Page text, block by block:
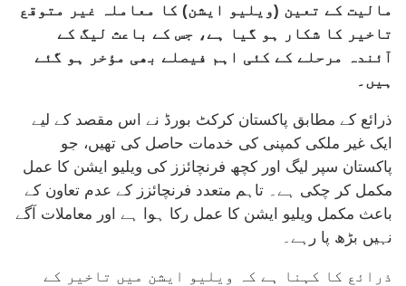
مالیت کے تعین (ویلیو ایشن) کا معاملہ غیر متوقع
تاخیر کا شکار ہو گیا ہے، جس کے باعث لیگ کے
آئندہ مرحلے کے کئی اہم فیصلے بھی مؤخر ہو گئے
ہیں۔
ذرائع کے مطابق پاکستان کرکٹ بورڈ نے اس مقصد کے لیے
ایک غیر ملکی کمپنی کی خدمات حاصل کی تھیں، جو
پاکستان سپر لیگ اور کچھ فرنچائزز کی ویلیو ایشن کا عمل
مکمل کر چکی ہے۔ تاہم متعدد فرنچائزز کے عدم تعاون کے
باعث مکمل ویلیو ایشن کا عمل رکا ہوا ہے اور معاملات آگے
نہیں بڑھ پا رہے۔
ذرائع کا کہنا ہے کہ ویلیو ایشن میں تاخیر کے